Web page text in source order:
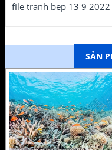
file tranh bep 13 9
SẢN